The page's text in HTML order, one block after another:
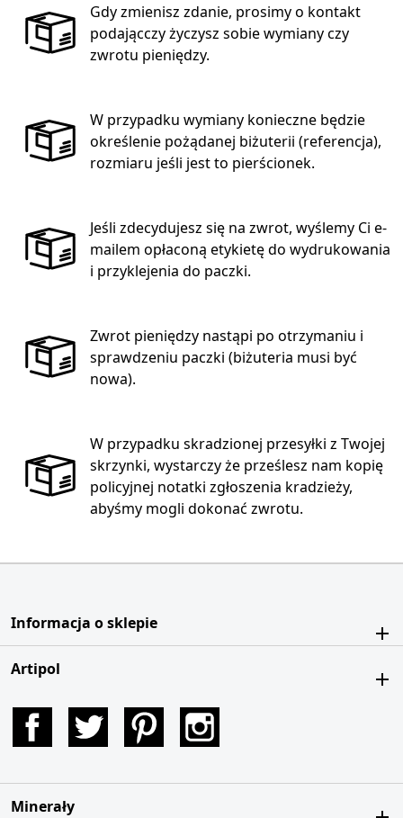
Gdy zmienisz zdanie, prosimy o kontakt
podającczy życzysz sobie wymiany czy
zwrotu pieniędzy.
W przypadku wymiany konieczne będzie
określenie pożądanej biżuterii (referencja),
rozmiaru jeśli jest to pierścionek.
Jeśli zdecydujesz się na zwrot, wyślemy Ci e-
mailem opłaconą etykietę do wydrukowania
i przyklejenia do paczki.
Zwrot pieniędzy nastąpi po otrzymaniu i
sprawdzeniu paczki (biżuteria musi być
nowa).
W przypadku skradzionej przesyłki z Twojej
skrzynki, wystarczy że prześlesz nam kopię
policyjnej notatki zgłoszenia kradzieży,
abyśmy mogli dokonać zwrotu.
Informacja o sklepie
Artipol
Facebook Twitter Pinterest
Minerały